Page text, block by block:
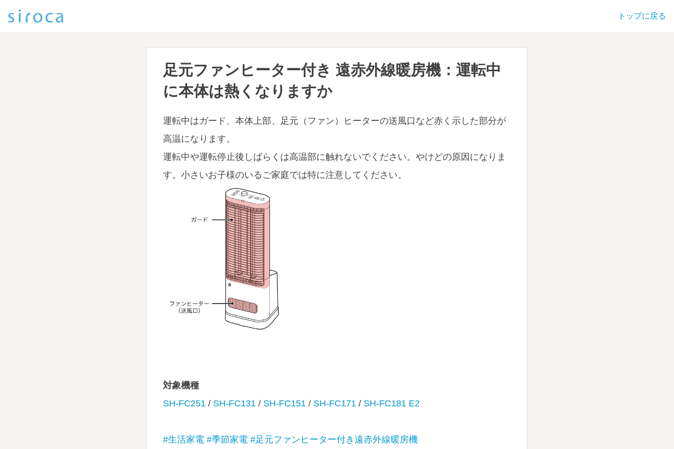
トップに戻る
足元ファンヒーター付き 遠赤外線暖房機：運転中
に本体は熱くなりますか
運転中はガード、本体上部、足元（ファン）ヒーターの送風口など赤く示した部分が
高温になります。
運転中や運転停止後しばらくは高温部に触れないでください。やけどの原因になりま
す。小さいお子様のいるご家庭では特に注意してください。
対象機種
SH-FC251 / SH-FC131 / SH-FC151 / SH-FC171 / SH-FC181 E2
#生活家電 #季節家電 #足元ファンヒーター付き遠赤外線暖房機